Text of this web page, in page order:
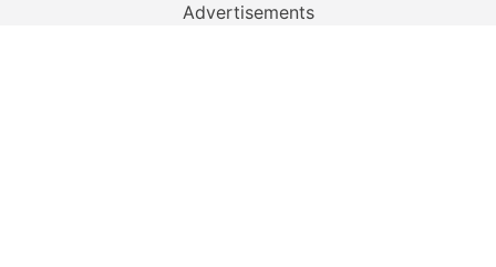
Advertisements